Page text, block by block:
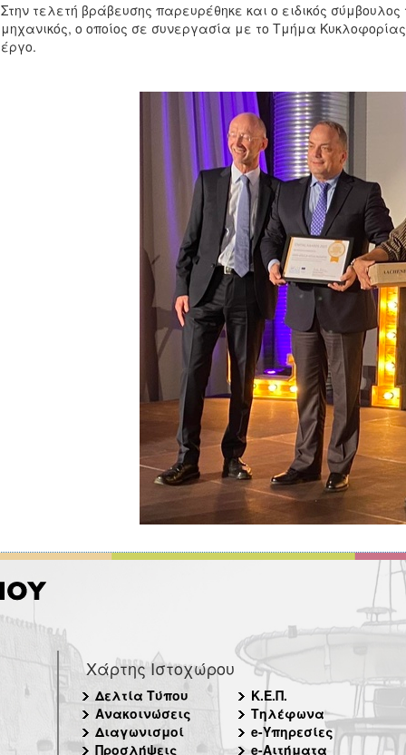
Στην τελετή βράβευσης παρευρέθηκε και ο ειδικός
μηχανικός, ο οποίος σε συνεργασία με το Τμήμα
έργο.
Χάρτης Ιστοχώρου
Δελτία Τύπου
Ανακοινώσεις
Διαγωνισμοί
Προσλήψεις
Κ.Ε.Π.
Τηλέφωνα
e-Υπηρεσίες
e-Αιτήματα